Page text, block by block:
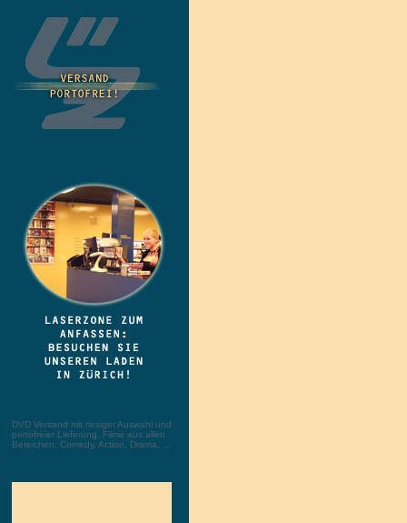
DVD Versand mit riesiger Auswahl und
portofreier Lieferung. Filme aus allen
Bereichen: Comedy, Action, Drama, ...